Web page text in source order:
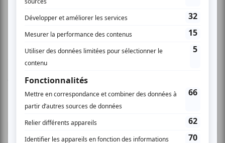
Vous devez être connecté pour
donner un avis.
Connectez-vous ici.